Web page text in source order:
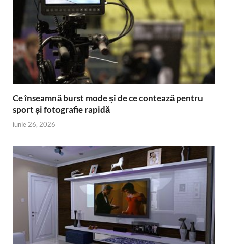
Ce înseamnă burst mode și de ce contează pentru
sport și fotografie rapidă
iunie 26, 2026